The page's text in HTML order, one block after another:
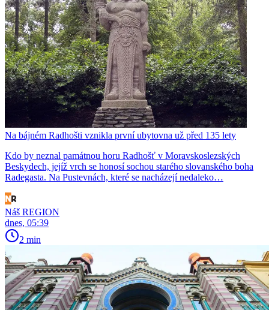
Na bájném Radhošti vznikla první ubytovna už před 135 lety
Kdo by neznal památnou horu Radhošť v Moravskoslezských
Beskydech, jejíž vrch se honosí sochou starého slovanského boha
Radegasta. Na Pustevnách, které se nacházejí nedaleko…
Náš REGION
dnes, 05:39
2 min